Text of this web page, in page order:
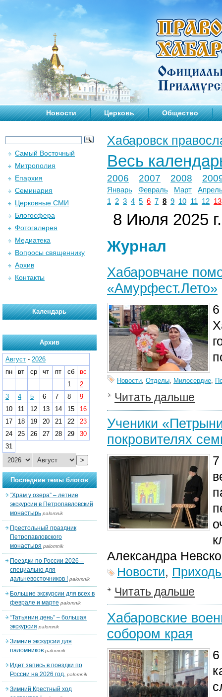
Новости Церковь Общество
Хабаровск
Весь
2006 2007 2008
Январь Февраль Март
1
2 3 4 5 6 7 8 9 10 11 12 13
8 Июля 2025 г.
Журнал
Хабаровчане
«Амурфест.Лето»
Новости, Отделы, Милосердие,
Читать дальше
Ученики
покровителях
Александра
Новости,
Читать дальше
Хабаровские
собором края
Самый Восточный
Митрополия
Епархия
Семинария
Церковные СМИ
Блогосфера
Фотогалерея
Медиатека
Вопросы священнику
Архив
Контакты
Календарь
Архив
Август - 2026
пн
вт ср чт пт сб
вс
1
2
3
4 5 6 7 8
9
10
11 12 13 14 15
16
17
18 19 20 21 22
23
24
25 26 27 28 29
30
31
>
Последние темы блогов
“Храм у озера” – летние
экскурсии в Петропавловский
монастырь palomnik
Престольный праздник
Петропавловского
монастыря palomnik
Поездки по России 2026 –
специально для
дальневосточников ! palomnik
Большие экскурсии для всех в
феврале и марте palomnik
“Татьянин день” – большая
экскурсия palomnik
Зимние экскурсии для
паломников palomnik
Идет запись в поездки по
России на 2026 год. palomnik
Зимний Крестный ход